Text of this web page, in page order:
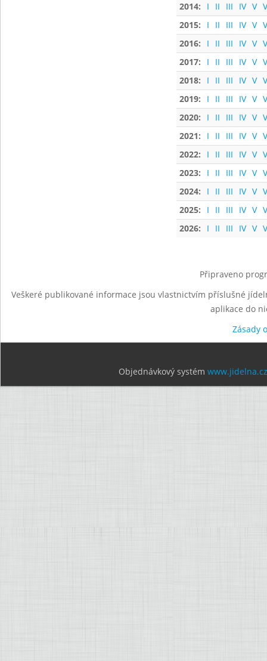
2014:
I II III IV V
2015:
I II III IV V
2016:
I II III IV V
2017:
I II III IV V
2018:
I II III IV V
2019:
I II III IV V
2020:
I II III IV V
2021:
I II III IV V
2022:
I II III IV V
2023:
I II III IV V
2024:
I II III IV V
2025:
I II III IV V
2026:
I II III IV V
Připraveno
Veškeré publikované informace jsou vlastnictvím příslušné
aplikace do
Zásady
Objednávkový systém www.jidelna.cz